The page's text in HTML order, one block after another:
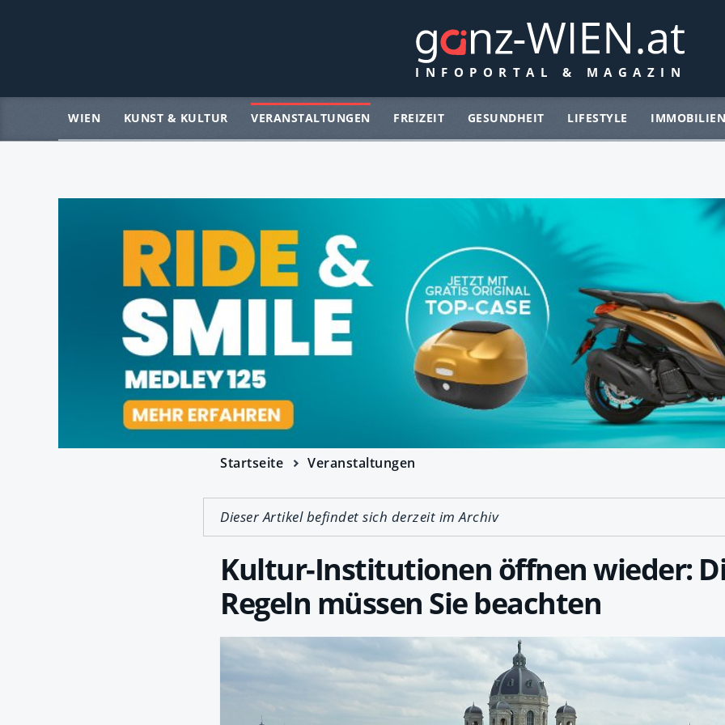
WIEN KUNST & KULTUR VERANSTALTUNGEN FREIZEIT GESUNDHEIT LIFESTYLE
Startseite Veranstaltungen
Dieser Artikel befindet sich derzeit im Archiv
Kultur-Institutionen öffnen wieder:
Regeln müssen Sie beachten